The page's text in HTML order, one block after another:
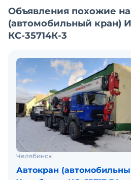
заменены.
Имеется паспорт кран
Второй владелец
Чистая продажа, автокран
Цена 1 200 000 рублей
Реальному покупателю торг
Объявления похожие
(автомобильный кран)
КС-35714К-3
Челябинск
Автокран